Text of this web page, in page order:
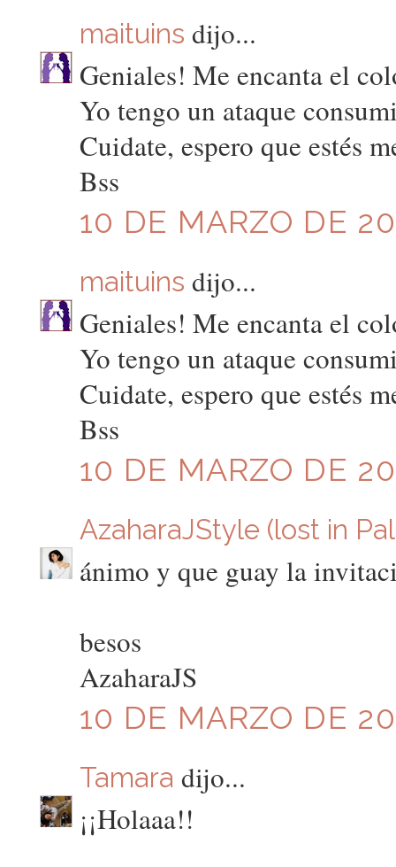
maituins dijo...
Geniales! Me encanta el
Yo tengo un ataque
Cuidate, espero que estés
Bss
10 DE MARZO DE
maituins dijo...
Geniales! Me encanta el
Yo tengo un ataque
Cuidate, espero que estés
Bss
10 DE MARZO DE
AzaharaJStyle (lost in
ánimo y que guay la
besos
AzaharaJS
10 DE MARZO DE
Tamara dijo...
¡¡Holaaa!!